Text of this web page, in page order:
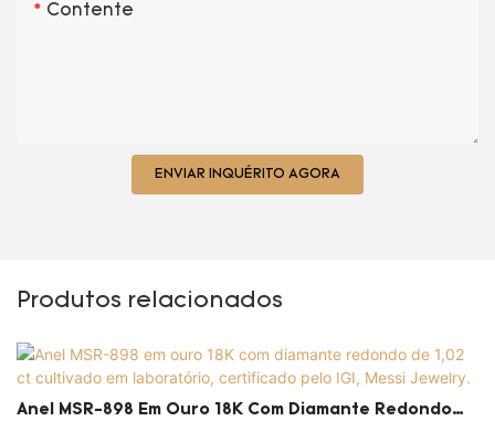
Contente
ENVIAR INQUÉRITO AGORA
Produtos relacionados
Anel MSR-898 Em Ouro 18K Com Diamante Redondo